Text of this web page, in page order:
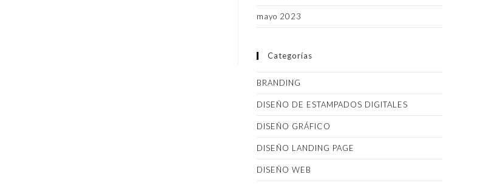
mayo 2023
Categorías
BRANDING
DISEÑO DE ESTAMPADOS DIGITALES
DISEÑO GRÁFICO
DISEÑO LANDING PAGE
DISEÑO WEB